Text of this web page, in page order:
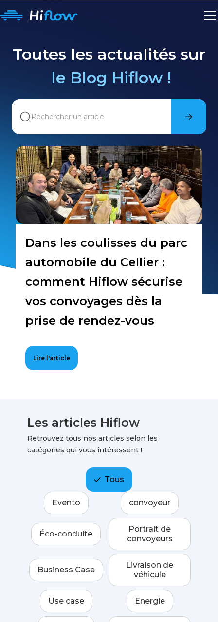
Toutes les actualités sur
le Blog Hiflow !
Dans les coulisses du parc
automobile du Cellier :
comment Hiflow sécurise
vos convoyages dès la
prise de rendez-vous
Lire l'article
Les articles Hiflow
Retrouvez tous nos articles selon les
catégories qui vous intéressent !
Tous
Evento convoyeur
Éco-conduite
Portrait de
convoyeurs
Business Case
Livraison de
véhicule
Use case Energie